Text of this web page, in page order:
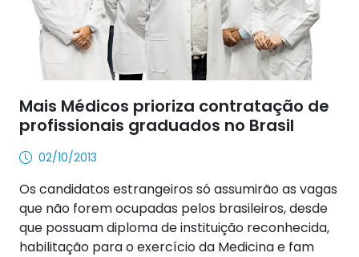
Mais Médicos prioriza contratação de
profissionais graduados no Brasil
02/10/2013
Os candidatos estrangeiros só assumirão as vagas
que não forem ocupadas pelos brasileiros, desde
que possuam diploma de instituição reconhecida,
habilitação para o exercício da Medicina e fam